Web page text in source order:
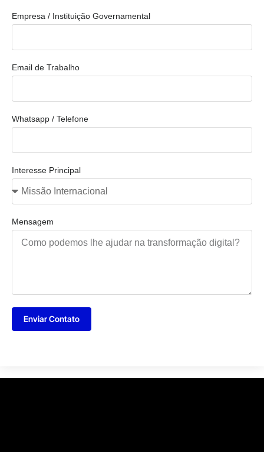
Empresa / Instituição Governamental
Email de Trabalho
Whatsapp / Telefone
Interesse Principal
Mensagem
Enviar Contato